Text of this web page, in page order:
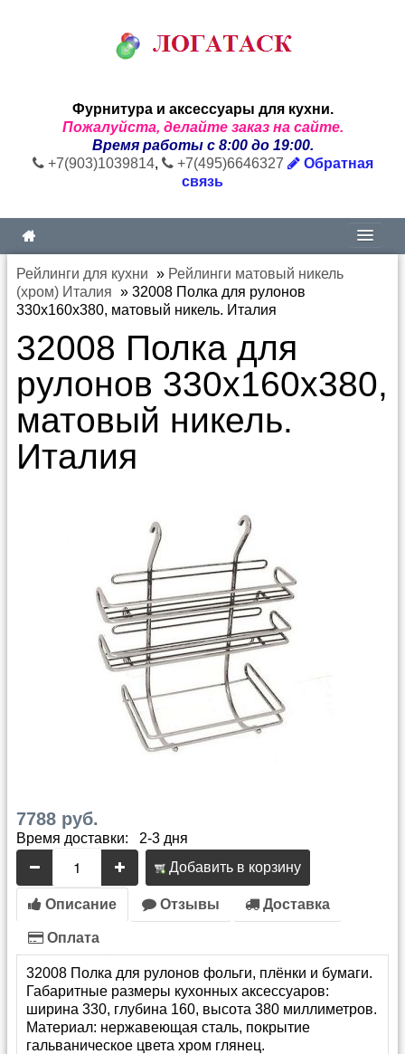
Фурнитура и аксессуары для кухни.
Пожалуйста, делайте заказ на сайте.
Время работы с 8:00 до 19:00.
+7(903)1039814, +7(495)6646327
Обратная
связь
Рейлинги для кухни » Рейлинги матовый никель
(хром) Италия » 32008 Полка для рулонов
330х160х380, матовый никель. Италия
32008 Полка для
рулонов 330х160х380,
матовый никель.
Италия
7788 руб.
Время доставки: 2-3 дня
Добавить в корзину
Описание Отзывы Доставка
Оплата
32008 Полка для рулонов фольги, плёнки и бумаги.
Габаритные размеры кухонных аксессуаров:
ширина 330, глубина 160, высота 380 миллиметров.
Материал: нержавеющая сталь, покрытие
гальваническое цвета хром глянец.